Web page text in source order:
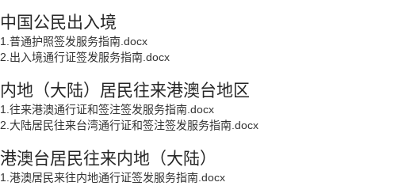
中国公民出入境
1.普通护照签发服务指南.docx
2.出入境通行证签发服务指南.docx
内地（大陆）居民往来港澳台地区
1.往来港澳通行证和签注签发服务指南.docx
2.大陆居民往来台湾通行证和签注签发服务指南.docx
港澳台居民往来内地（大陆）
1.港澳居民来往内地通行证签发服务指南.docx